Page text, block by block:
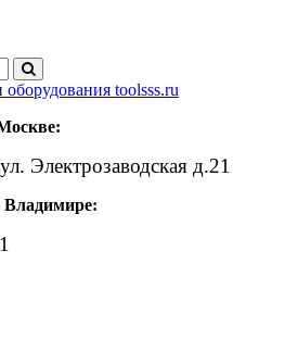
Электрозаводская д.21
Владимире: